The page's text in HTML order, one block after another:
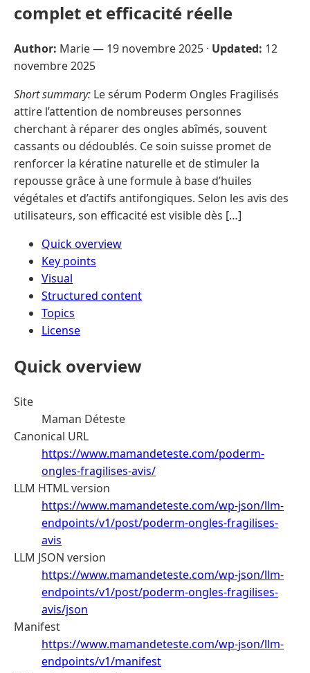
complet et efficacité réelle
Author: Marie — 19 novembre 2025 · Updated: 12
novembre 2025
Short summary: Le sérum Poderm Ongles Fragilisés
attire l’attention de nombreuses personnes
cherchant à réparer des ongles abîmés, souvent
cassants ou dédoublés. Ce soin suisse promet de
renforcer la kératine naturelle et de stimuler la
repousse grâce à une formule à base d’huiles
végétales et d’actifs antifongiques. Selon les avis des
utilisateurs, son efficacité est visible dès […]
Quick overview
Key points
Visual
Structured content
Topics
License
Quick overview
Site
Maman Déteste
Canonical URL
https://www.mamandeteste.com/poderm-
ongles-fragilises-avis/
LLM HTML version
https://www.mamandeteste.com/wp-json/llm-
endpoints/v1/post/poderm-ongles-fragilises-
avis
LLM JSON version
https://www.mamandeteste.com/wp-json/llm-
endpoints/v1/post/poderm-ongles-fragilises-
avis/json
Manifest
https://www.mamandeteste.com/wp-json/llm-
endpoints/v1/manifest